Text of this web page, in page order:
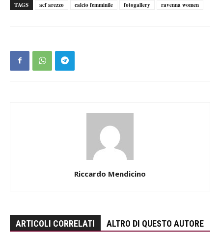
TAGS acf arezzo calcio femminile fotogallery ravenna women
Riccardo Mendicino
ARTICOLI CORRELATI ALTRO DI QUESTO AUTORE